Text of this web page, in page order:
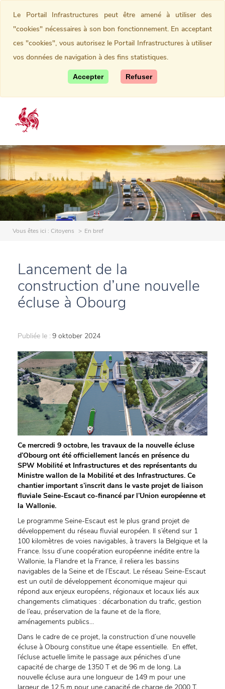
Vous êtes ici : Citoyens En bref
Lancement de la
construction d’une nouvelle
écluse à Obourg
Publiée le : 9 oktober 2024
Ce mercredi 9 octobre, les travaux de la nouvelle écluse
d’Obourg ont été officiellement lancés en présence du
SPW Mobilité et Infrastructures et des représentants du
Ministre wallon de la Mobilité et des Infrastructures. Ce
chantier important s’inscrit dans le vaste projet de liaison
fluviale Seine-Escaut co-financé par l’Union européenne et
la Wallonie.
Le programme Seine-Escaut est le plus grand projet de
développement du réseau fluvial européen. Il s’étend sur 1
100 kilomètres de voies navigables, à travers la Belgique et la
France. Issu d’une coopération européenne inédite entre la
Wallonie, la Flandre et la France, il reliera les bassins
navigables de la Seine et de l’Escaut. Le réseau Seine-Escaut
est un outil de développement économique majeur qui
répond aux enjeux européens, régionaux et locaux liés aux
changements climatiques : décarbonation du trafic, gestion
de l’eau, préservation de la faune et de la flore,
aménagements publics…
Dans le cadre de ce projet, la construction d’une nouvelle
écluse à Obourg constitue une étape essentielle. En effet,
l’écluse actuelle limite le passage aux péniches d’une
capacité de charge de 1350 T et de 96 m de long. La
nouvelle écluse aura une longueur de 149 m pour une
Le Portail Infrastructures peut être amené à utiliser des
"cookies" nécessaires à son bon fonctionnement. En acceptant
ces "cookies", vous autorisez le Portail Infrastructures à utiliser
vos données de navigation à des fins statistiques.
Accepter Refuser